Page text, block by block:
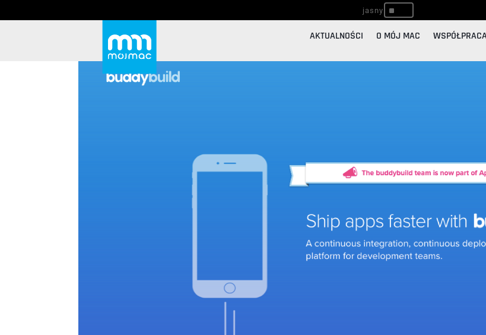
^
AKTUALNOŚCI O MÓJ MAC